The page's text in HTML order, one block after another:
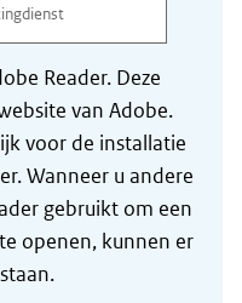
Reader. Deze
van Adobe.
voor de installatie
Wanneer u andere
gebruikt om een
openen, kunnen er